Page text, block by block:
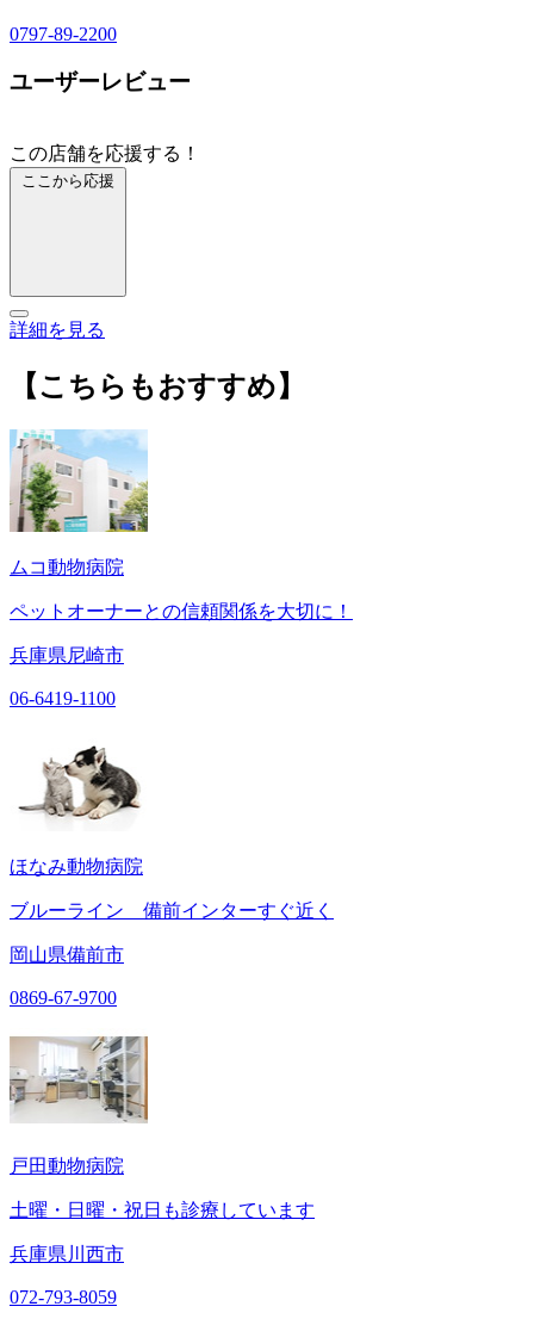
0797-89-2200
ユーザーレビュー
この店舗を応援する！
ここから応援
詳細を見る
【こちらもおすすめ】
ムコ動物病院
ペットオーナーとの信頼関係を大切に！
兵庫県尼崎市
06-6419-1100
ほなみ動物病院
ブルーライン 備前インターすぐ近く
岡山県備前市
0869-67-9700
戸田動物病院
土曜・日曜・祝日も診療しています
兵庫県川西市
072-793-8059